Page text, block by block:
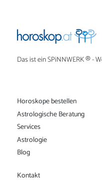
Das ist einSPiNNWERK® -
Horoskope bestellen
Astrologische Beratung
Services
Astrologie
Blog
Kontakt